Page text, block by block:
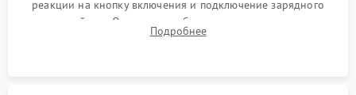
Выход из строя SSD или
HDD: медленная загрузка,
реакции на кнопку включения и подключение зарядного
устройства. Оценка потребления тока с помощью
лабораторного блока питания для локализации проблемы.
Подробнее